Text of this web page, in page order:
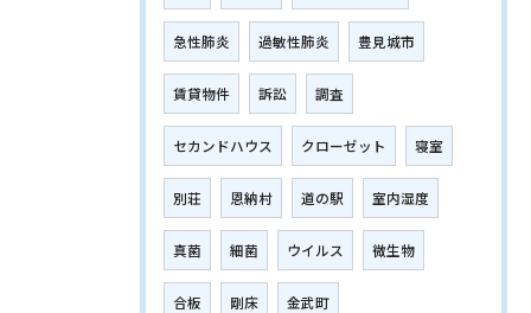
急性肺炎 過敏性肺炎 豊見城市
賃貸物件 訴訟 調査
セカンドハウス クローゼット 寝室
別荘 恩納村 道の駅 室内湿度
真菌 細菌 ウイルス 微生物
合板 剛床 金武町